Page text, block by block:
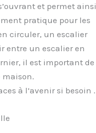
et permet ainsi
pratique pour les
circuler, un escalier
entre un escalier en
il est important de
maison.
à l’avenir si besoin .